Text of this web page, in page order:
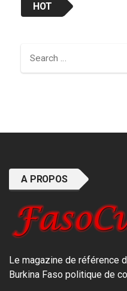
HOT
A PROPOS
Le magazine de référence
Burkina Faso politique de